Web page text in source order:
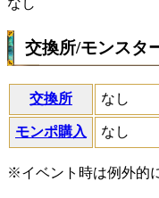
なし
交換所/モンスタ
交換所 なし
モンポ購入 なし
※イベント時は例外的